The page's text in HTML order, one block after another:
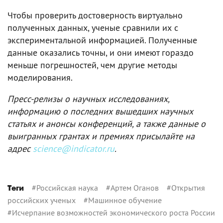
Чтобы проверить достоверность виртуально
полученных данных, ученые сравнили их с
экспериментальной информацией. Полученные
данные оказались точны, и они имеют гораздо
меньше погрешностей, чем другие методы
моделирования.
Пресс-релизы о научных исследованиях,
информацию о последних вышедших научных
статьях и анонсы конференций, а также данные о
выигранных грантах и премиях присылайте на
адресscience@indicator.ru.
Теги #Российская наука #Артем Оганов #Открытия
российских ученых #Машинное обучение
#Исчерпание возможностей экономического роста России